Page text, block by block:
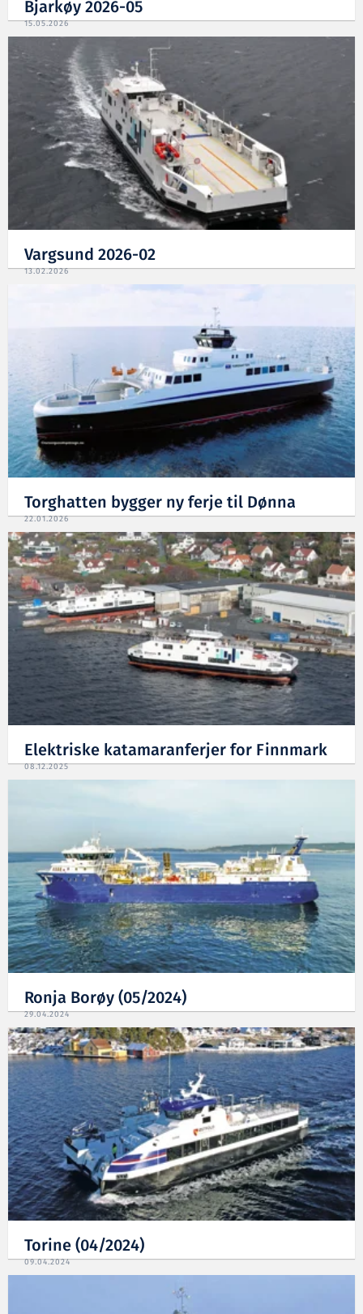
Bjarkøy 2026-05
15.05.2026
Vargsund 2026-02
13.02.2026
Torghatten bygger ny ferje til Dønna
22.01.2026
Elektriske katamaranferjer for Finnmark
08.12.2025
Ronja Borøy (05/2024)
29.04.2024
Torine (04/2024)
09.04.2024